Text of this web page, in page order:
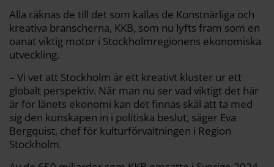
Alla räknas de till det som kallas de Konstnärliga och
kreativa branscherna, KKB, som nu lyfts fram som en
oanat viktig motor i Stockholmregionens ekonomiska
utveckling.
– Vi vet att Stockholm är ett kreativt kluster ur ett
globalt perspektiv. När man nu ser vad viktigt det här
är för länets ekonomi kan det finnas skäl att ta med
sig den kunskapen in i politiska beslut, säger Eva
Bergquist, chef för kulturförvaltningen i Region
Stockholm.